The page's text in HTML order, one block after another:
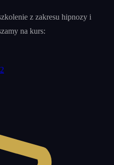
z zakresu hipnozy i
na kurs: